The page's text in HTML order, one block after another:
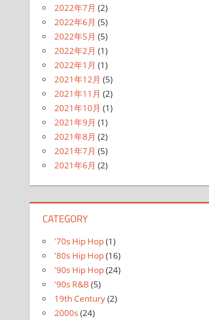
2022年7月 (2)
2022年6月 (5)
2022年5月 (5)
2022年2月 (1)
2022年1月 (1)
2021年12月 (5)
2021年11月 (2)
2021年10月 (1)
2021年9月 (1)
2021年8月 (2)
2021年7月 (5)
2021年6月 (2)
CATEGORY
'70s Hip Hop(1)
'80s Hip Hop(16)
'90s Hip Hop(24)
'90s R&B (5)
19th Century(2)
2000s(24)